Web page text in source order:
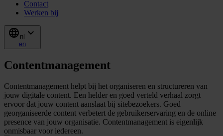
Contact
Werken bij
language nl expand_more
en
Contentmanagement
Contentmanagement helpt bij het organiseren en structureren van
jouw digitale content. Een helder en goed verteld verhaal zorgt
ervoor dat jouw content aanslaat bij sitebezoekers. Goed
georganiseerde content verbetert de gebruikerservaring en de online
presence van jouw organisatie. Contentmanagement is eigenlijk
onmisbaar voor iedereen.